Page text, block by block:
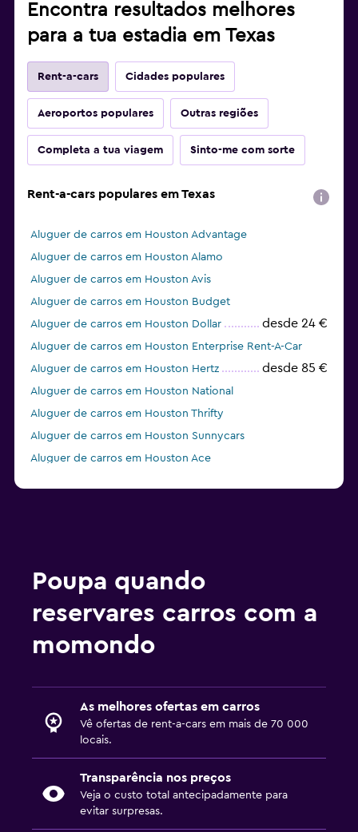
Encontra resultados melhores
para a tua estadia em Texas
Rent-a-cars Cidades populares
Aeroportos populares Outras regiões
Completa a tua viagem Sinto-me com sorte
Rent-a-cars populares em Texas
Aluguer de carros em Houston Advantage
Aluguer de carros em Houston Alamo
Aluguer de carros em Houston Avis
Aluguer de carros em Houston Budget
Aluguer de carros em Houston Dollar
desde 24 €
Aluguer de carros em Houston Enterprise Rent-A-Car
Aluguer de carros em Houston Hertz
desde 85 €
Aluguer de carros em Houston National
Aluguer de carros em Houston Thrifty
Aluguer de carros em Houston Sunnycars
Aluguer de carros em Houston Ace
Poupa quando
reservares carros com a
momondo
As melhores ofertas em carros
Vê ofertas de rent-a-cars em mais de 70 000
locais.
Transparência nos preços
Veja o custo total antecipadamente para
evitar surpresas.